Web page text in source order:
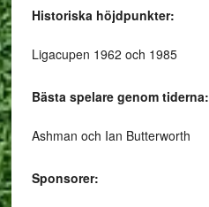
Historiska höjdpunkter:
Ligacupen 1962 och 1985
Bästa spelare genom tiderna:
Ashman och Ian Butterworth
Sponsorer: